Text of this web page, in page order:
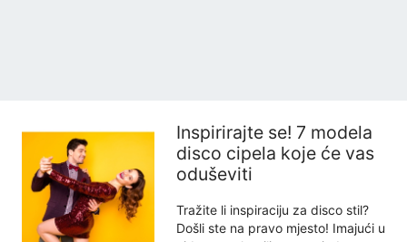
Inspirirajte se! 7 modela
disco cipela koje će vas
oduševiti
Tražite li inspiraciju za disco stil?
Došli ste na pravo mjesto! Imajući u